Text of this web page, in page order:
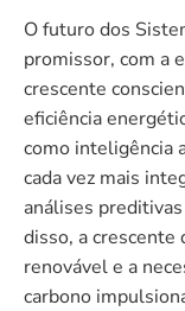
O futuro dos
promissor, com a
crescente
eficiência
como inteligência
cada vez mais
análises
disso, a crescente
renovável e a
carbono